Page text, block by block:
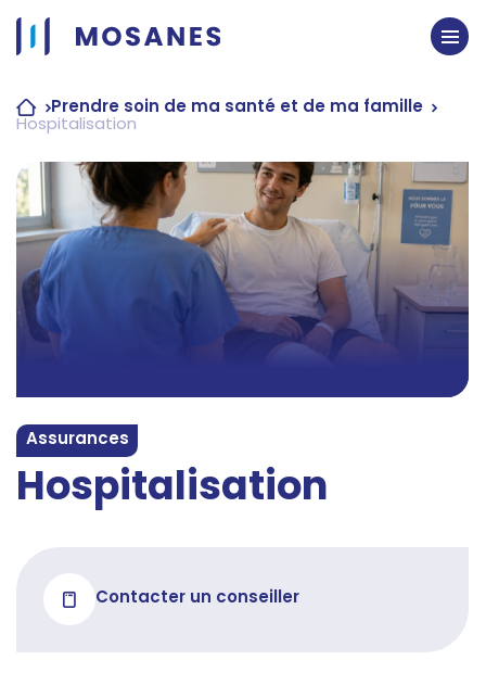
Passer
contenu
Prendre soin de ma santé et de ma famille
Hospitalisation
Assurances
Hospitalisation
Contacter un conseiller